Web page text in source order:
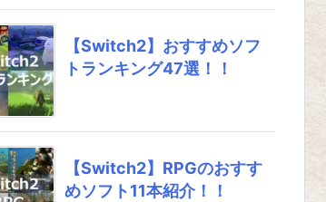
【Switch2】おすすめソフ
トランキング47選！！
【Switch2】RPGのおすす
めソフト11本紹介！！